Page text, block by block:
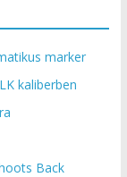
marker
kaliberben
Back